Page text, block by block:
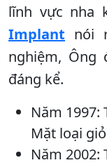
lĩnh vực nha
Implant nói
nghiệm, Ông
đáng kể.
Năm 1997:
Mặt loại
Năm